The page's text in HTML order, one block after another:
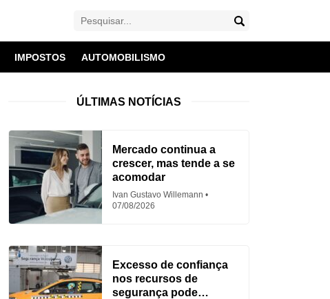
IMPOSTOS AUTOMOBILISMO
ÚLTIMAS NOTÍCIAS
Mercado continua a
crescer, mas tende a se
acomodar
Ivan Gustavo Willemann
07/08/2026
Excesso de confiança
nos recursos de
segurança pode